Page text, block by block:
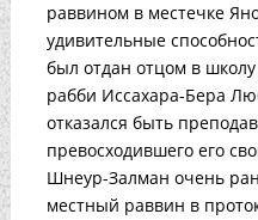
раввином в местечке
удивительные
был отдан отцом в школу
рабби Иссахара-Бера
отказался быть
превосходившего его
Шнеур-Залман очень
местный раввин в